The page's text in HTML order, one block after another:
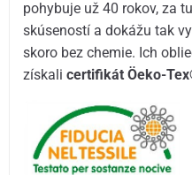
pohybuje už 40 rokov, za
skúseností a dokážu tak
skoro bez chemie. Ich
získalicertifikát Öeko-